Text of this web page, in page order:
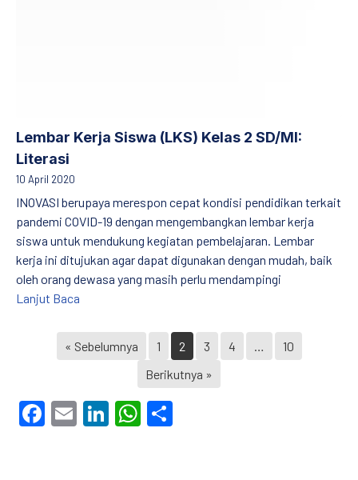
Lembar Kerja Siswa (LKS) Kelas 2 SD/MI:
Literasi
10 April 2020
INOVASI berupaya merespon cepat kondisi pendidikan terkait
pandemi COVID-19 dengan mengembangkan lembar kerja
siswa untuk mendukung kegiatan pembelajaran. Lembar
kerja ini ditujukan agar dapat digunakan dengan mudah, baik
oleh orang dewasa yang masih perlu mendampingi
Lanjut Baca
« Sebelumnya 1 2 3 4
10
Berikutnya »
Facebook
EmailLinkedIn
WhatsApp